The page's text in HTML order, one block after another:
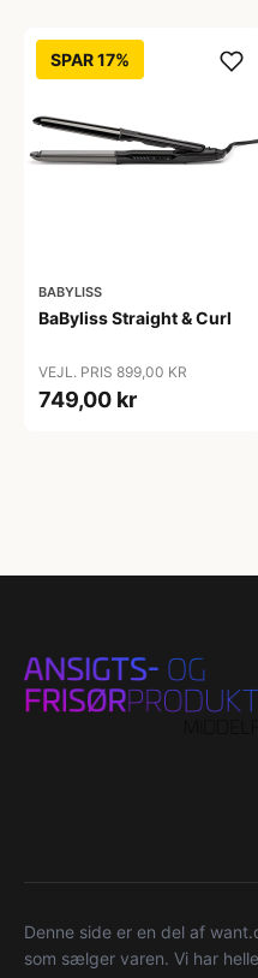
SPAR 17%
BABYLISS
BaByliss Straight & Curl
VEJL. PRIS 899,00 KR
749,00 kr
Denne side er en del af
som sælger varen. Vi har